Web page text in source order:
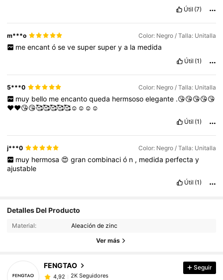
Útil (7)
m***o Color: Negro / Talla: Unitalla
me encant ó se ve super super y a la medida
Útil (1)
5***0 Color: Negro / Talla: Unitalla
muy bello me encanto queda hermsoso elegante .😘😘😘😘😘
❤️❤️😘😘🥰🥰🥰🥰🥰☺️☺️☺️☺️
Útil (1)
j***0 Color: Negro / Talla: Unitalla
muy hermosa 😍 gran combinaci ó n , medida perfecta y
ajustable
Útil (1)
Detalles Del Producto
Material: Aleación de zinc
Ver más
FENGTAO
4,92 2K Seguidores
2K Seguidores
4,92
2K Seguidores
l***i
pagóHace 1 día
Seguir